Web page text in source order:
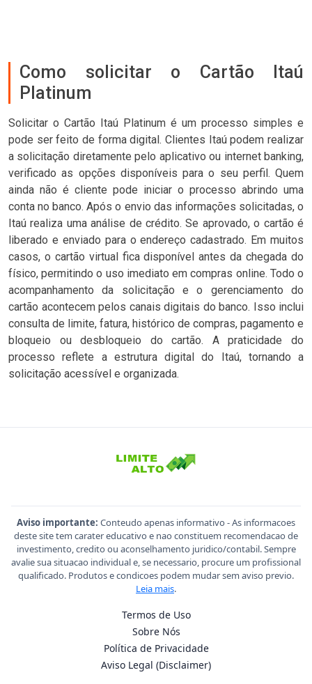
Como solicitar o Cartão Itaú
Platinum
Solicitar o Cartão Itaú Platinum é um processo simples e
pode ser feito de forma digital. Clientes Itaú podem realizar
a solicitação diretamente pelo aplicativo ou internet banking,
verificado as opções disponíveis para o seu perfil. Quem
ainda não é cliente pode iniciar o processo abrindo uma
conta no banco. Após o envio das informações solicitadas, o
Itaú realiza uma análise de crédito. Se aprovado, o cartão é
liberado e enviado para o endereço cadastrado. Em muitos
casos, o cartão virtual fica disponível antes da chegada do
físico, permitindo o uso imediato em compras online. Todo o
acompanhamento da solicitação e o gerenciamento do
cartão acontecem pelos canais digitais do banco. Isso inclui
consulta de limite, fatura, histórico de compras, pagamento e
bloqueio ou desbloqueio do cartão. A praticidade do
processo reflete a estrutura digital do Itaú, tornando a
solicitação acessível e organizada.
Aviso importante: Conteudo apenas informativo - As informacoes
deste site tem carater educativo e nao constituem recomendacao de
investimento, credito ou aconselhamento juridico/contabil. Sempre
avalie sua situacao individual e, se necessario, procure um profissional
qualificado. Produtos e condicoes podem mudar sem aviso previo.
Leia mais.
Termos de Uso
Sobre Nós
Política de Privacidade
Aviso Legal (Disclaimer)